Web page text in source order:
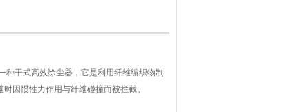
干式高效除尘器，它是利用纤维编织物制
因惯性力作用与纤维碰撞而被拦截。